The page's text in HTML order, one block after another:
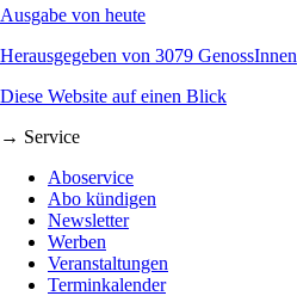
Ausgabe von heute
Herausgegeben von 3079 GenossInnen
Diese Website auf einen Blick
→ Service
Aboservice
Abo kündigen
Newsletter
Werben
Veranstaltungen
Terminkalender